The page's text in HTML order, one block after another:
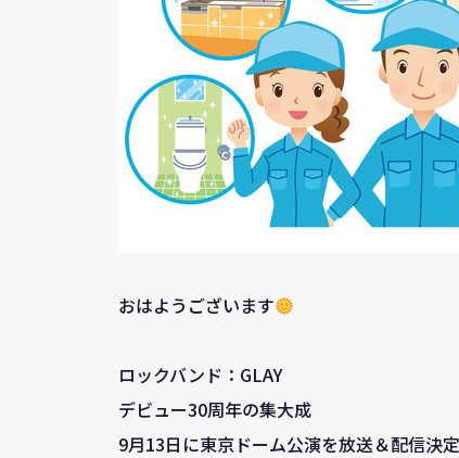
おはようございます
ロックバンド：GLAY
デビュー30周年の集大成
9月13日に東京ドーム公演を放送＆配信決定